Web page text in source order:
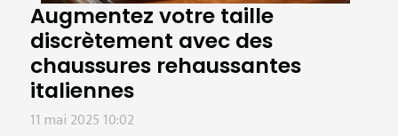
Augmentez votre taille
discrètement avec des
chaussures rehaussantes
italiennes
11 mai 2025 10:02